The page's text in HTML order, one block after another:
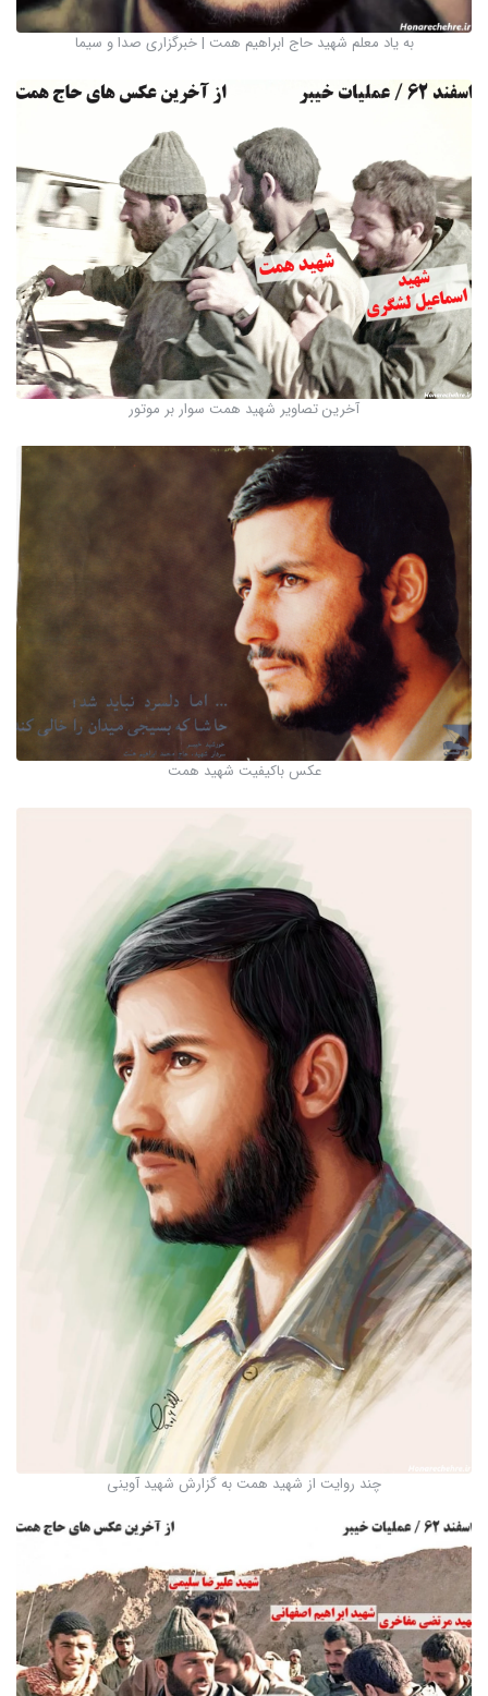
به یاد معلم شهید حاج ابراهیم همت | خبرگزاری صدا و سیما
آخرین تصاویر شهید همت سوار بر موتور
عکس باکیفیت شهید همت
چند روایت از شهید همت به گزارش شهید آوینی